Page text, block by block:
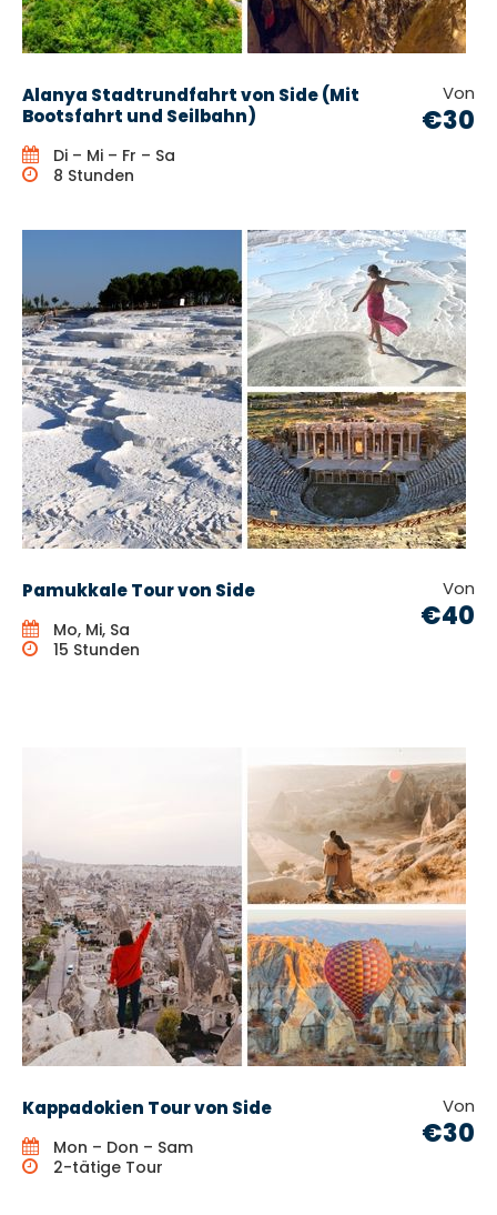
Alanya Stadtrundfahrt von Side (Mit
Bootsfahrt und Seilbahn)
Von
€30
Di – Mi – Fr – Sa
8 Stunden
Pamukkale Tour von Side Von
€40
Mo, Mi, Sa
15 Stunden
Kappadokien Tour von Side Von
€30
Mon – Don – Sam
2-tätige Tour